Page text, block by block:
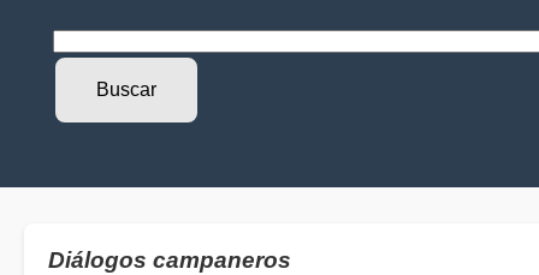
Diálogos campaneros